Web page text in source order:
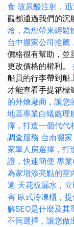
食 玻尿酸注射，
觀都通過我們的沉
燴，為您帶來輕鬆
台中搬家公司推薦
價格很有幫助，並
更改價格的權利。
船員的行李帶到船
才能查看手提箱標
的外燴廠商，讓您
地區專業白蟻處理
擇，打造一個代代
調查服務 台南搬
家單人房選擇，打
證，快速簡便 專
為家增添亮點的室
適 天花板漏水，
害 臥式冷凍櫃，
解SEO是什麼及其
不同選擇，讓您做